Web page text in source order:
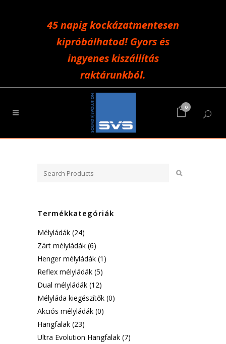
45 napig kockázatmentesen
kipróbálhatod! Gyors és
ingyenes kiszállítás
raktárunkból.
0
Termékkategóriák
Mélyládák (24)
Zárt mélyládák (6)
Henger mélyládák (1)
Reflex mélyládák (5)
Dual mélyládák (12)
Mélyláda kiegészítők (0)
Akciós mélyládák (0)
Hangfalak (23)
Ultra Evolution Hangfalak (7)